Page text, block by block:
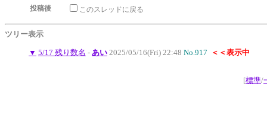
投稿後
このスレッドに戻る
ツリー表示
▼ 5/17 残り数名 - あい 2025/05/16(Fri) 22:48 No.917 ＜＜表示中
[標準/